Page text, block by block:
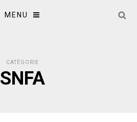
MENU
CATÉGORIE
SNFA